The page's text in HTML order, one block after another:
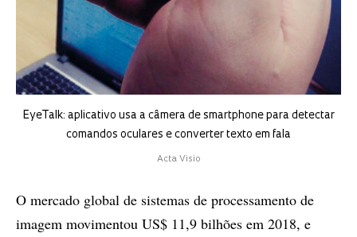
EyeTalk: aplicativo usa a câmera de smartphone para detectar
comandos oculares e converter texto em fala
Acta Visio
O mercado global de sistemas de processamento de
imagem movimentou US$ 11,9 bilhões em 2018, e